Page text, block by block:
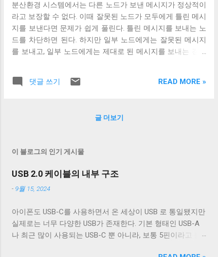
드 사이에서는 잘못된 합의가 이루어지지 않는다"라는 것이
고, liveness는 "문제없는 노드들은 반드시 합의를 한다"라는
것이다. 문제는 byzantine failure가 아닌 fail-stop failure가 하
나만 있어도 safety와 liveness를 둘 다 만족하는 합의 알고리
즘이 존재할 수 없다 . 이를 FLP impossibility 혹은 FLP
은 사실상 safety와 liveness 중 무엇을 선택하고 무엇을 버릴
문에 nakamoto consensus라고도 불린다. Nakamoto
분산환경 시스템에서는 다른 노드가 보낸 메시지가 정상적이
라고 보장할 수 없다. 이때 잘못된 노드가 모두에게 틀린 메시
지를 보낸다면 문제가 쉽게 풀린다. 틀린 메시지를 보내는 노
드를 차단하면 된다. 하지만 일부 노드에게는 잘못된 메시지
를 보내고, 일부 노드에게는 제대로 된 메시지를 보내는 경우
노드의 상태를 모르기 때문이다. 이런 식으로 일부 노드에게
만 틀린 메시지를 보내는 노드를 가정하는 모델을 byzantine
에서 반드시 해결해야 하는 문제다. 특히 다른 노드를 신뢰할
구성된 분산 시스템이라고 byzantine failure model을 가정하
지 않아도 된다는 것은 아니다. 노드 자체는 신뢰할 수 있는
사람이 관리하더라도 해킹당했을 수도 있고, 버그로 잘못된
메시지를 보낼 수도 있고, 하드웨어에 문제가 발생할 수도 있
템을 byzantine fault tolerance (a.k.a. BFT)라고 말한다. 당연
히 BFT라고 해도 무한히 많은 faulty 노드에 대해서 동작하지
는 않는다. 그래서 보통 어떤 시스템이 BFT라고 말할 때 전체
댓글 쓰기 READ MORE »
글 더보기
이 블로그의 인기 게시물
USB 2.0 케이블의 내부 구조
- 9월 15, 2024
아이폰도 USB-C를 사용하면서 온 세상이 USB 로 통일됐지만
실제로는 너무 다양한 USB가 존재한다. 기본 형태인 USB-A
나 최근 많이 사용되는 USB-C 뿐 아니라, 보통 5핀이라고 불